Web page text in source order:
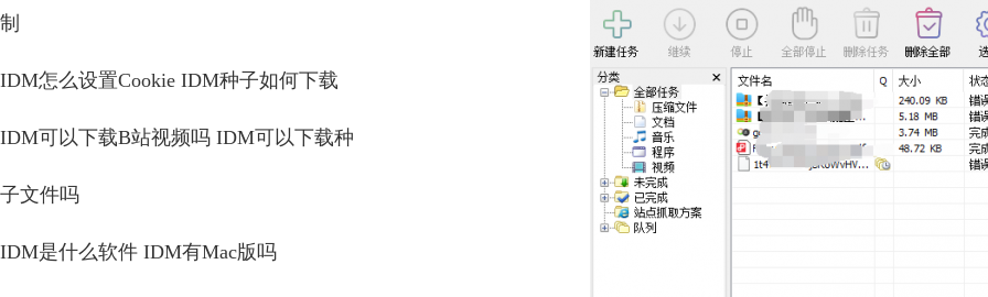
制
IDM怎么设置Cookie IDM种子如何下载
IDM可以下载B站视频吗 IDM可以下载种
子文件吗
IDM是什么软件 IDM有Mac版吗